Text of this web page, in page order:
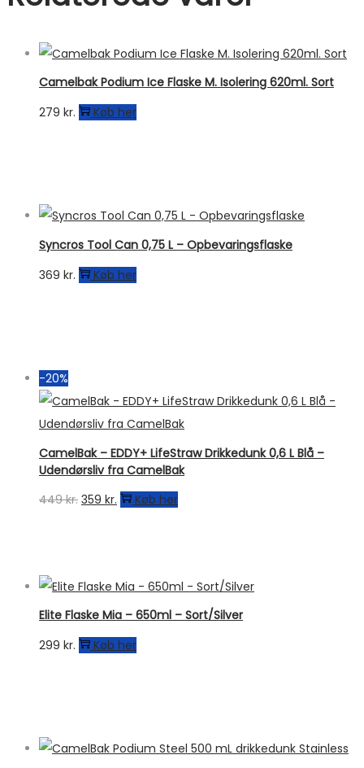
Camelbak Podium Ice Flaske M. Isolering 620ml. Sort
279 kr. Køb her
Syncros Tool Can 0,75 L – Opbevaringsflaske
369 kr. Køb her
-20%
CamelBak – EDDY+ LifeStraw Drikkedunk 0,6 L Blå –
Udendørsliv fra CamelBak
449kr. Den
449 kr..
359 kr. Den
359 kr..
Køb her
Elite Flaske Mia – 650ml – Sort/Silver
299 kr. Køb her